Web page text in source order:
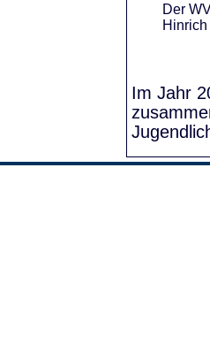
Der
Im Jahr